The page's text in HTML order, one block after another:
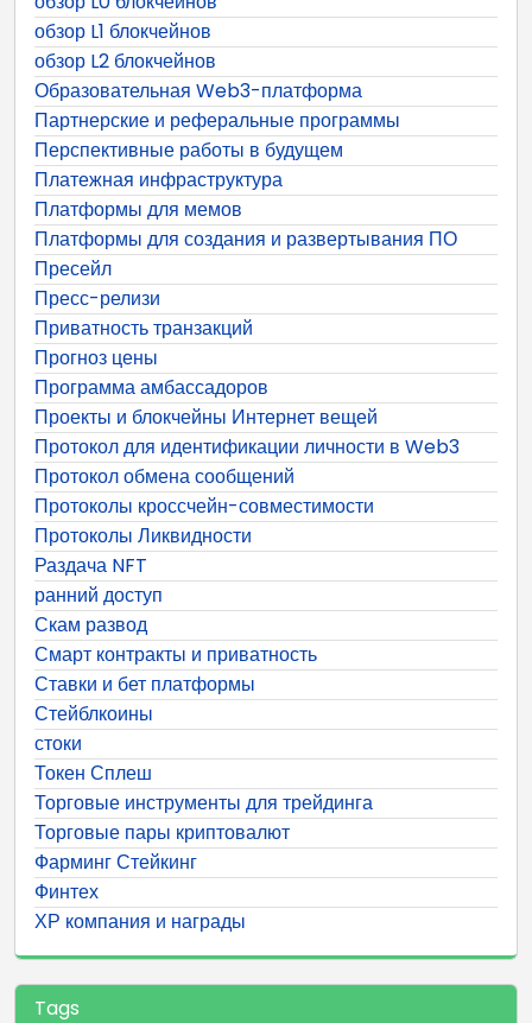
обзор L1 блокчейнов
обзор L2 блокчейнов
Образовательная Web3-платформа
Партнерские и реферальные программы
Перспективные работы в будущем
Платежная инфраструктура
Платформы для мемов
Платформы для создания и развертывания ПО
Пресейл
Пресс-релизи
Приватность транзакций
Прогноз цены
Программа амбассадоров
Проекты и блокчейны Интернет вещей
Протокол для идентификации личности в Web3
Протокол обмена сообщений
Протоколы кроссчейн-совместимости
Протоколы Ликвидности
Раздача NFT
ранний доступ
Скам развод
Смарт контракты и приватность
Ставки и бет платформы
Стейблкоины
стоки
Токен Сплеш
Торговые инструменты для трейдинга
Торговые пары криптовалют
Фарминг Стейкинг
Финтех
ХР компания и награды
Tags